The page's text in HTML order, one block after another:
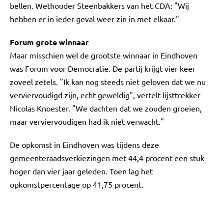
bellen. Wethouder Steenbakkers van het CDA: "Wij
hebben er in ieder geval weer zin in met elkaar."
Forum grote winnaar
Maar misschien wel de grootste winnaar in Eindhoven
was Forum voor Democratie. De partij krijgt vier keer
zoveel zetels. "Ik kan nog steeds niet geloven dat we nu
verviervoudigd zijn, echt geweldig", vertelt lijsttrekker
Nicolas Knoester. "We dachten dat we zouden groeien,
maar verviervoudigen had ik niet verwacht."
De opkomst in Eindhoven was tijdens deze
gemeenteraadsverkiezingen met 44,4 procent een stuk
hoger dan vier jaar geleden. Toen lag het
opkomstpercentage op 41,75 procent.